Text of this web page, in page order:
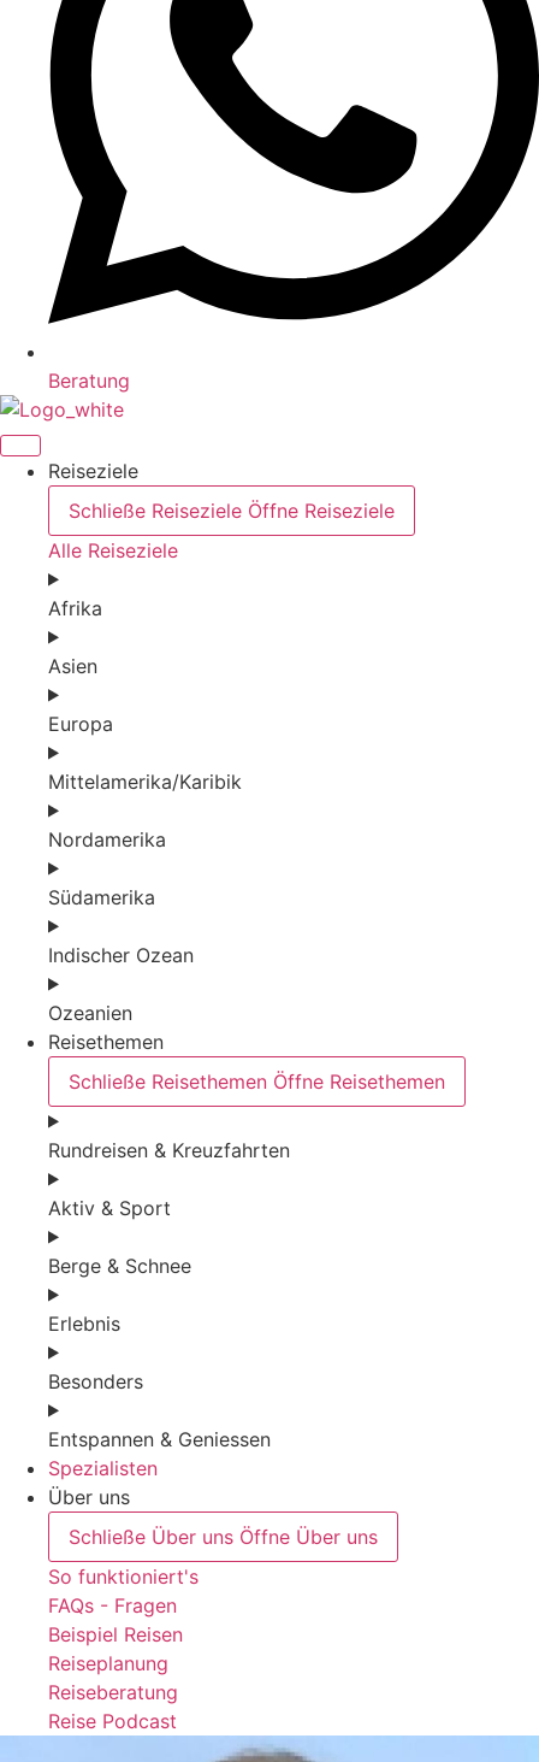
Beratung
Reiseziele
Schließe Reiseziele Öffne Reiseziele
Alle Reiseziele
Afrika
Asien
Europa
Mittelamerika/Karibik
Nordamerika
Südamerika
Indischer Ozean
Ozeanien
Reisethemen
Schließe Reisethemen Öffne Reisethemen
Rundreisen & Kreuzfahrten
Aktiv & Sport
Berge & Schnee
Erlebnis
Besonders
Entspannen & Geniessen
Spezialisten
Über uns
Schließe Über uns Öffne Über uns
So funktioniert's
FAQs - Fragen
Beispiel Reisen
Reiseplanung
Reiseberatung
Reise Podcast